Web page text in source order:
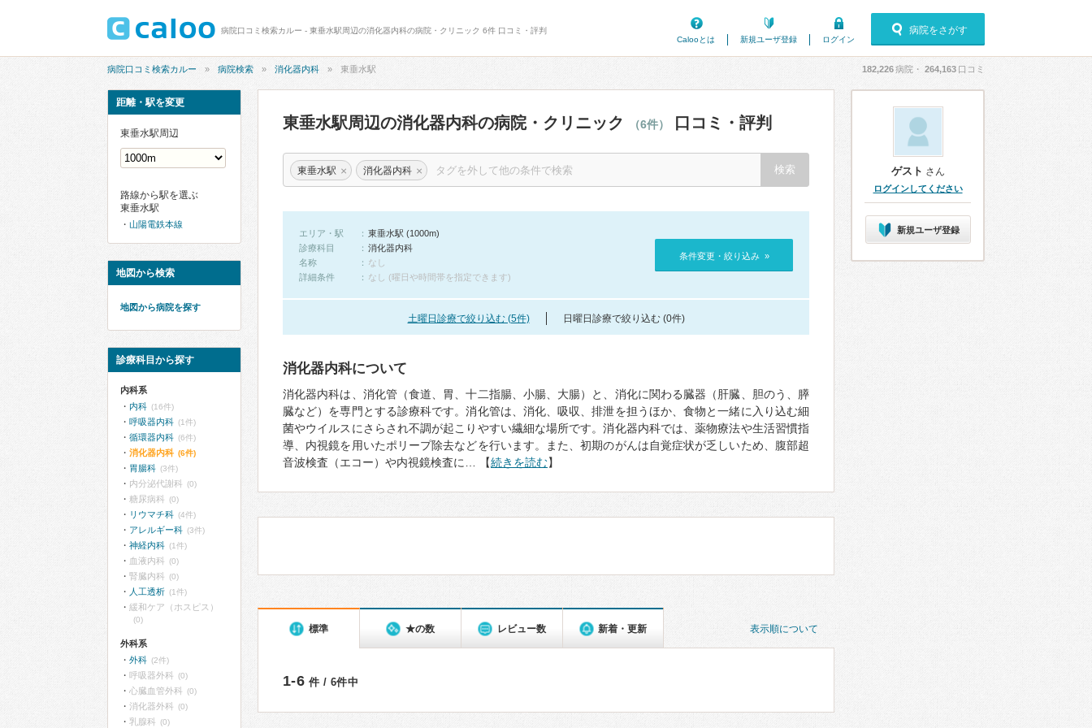
病院口コミ検索カルー - 東垂水駅周辺の消化器内科の病院・クリニック 6件 口コミ・評判
Calooとは
新規ユーザ登録 ログイン
病院をさがす
病院口コミ検索カルー 病院検索 消化器内科 東垂水駅 182,226病院・ 264,163 口コミ
東垂水駅周辺の消化器内科の病院・クリニック （6件） 口コミ・評判
東垂水駅 × 消化器内科 ×
エリア・駅
東垂水駅 (1000m)
診療科目
消化器内科
名称
なし
詳細条件
なし (曜日や時間帯を指定できます)
条件変更・絞り込み »
土曜日診療で絞り込む (5件) 日曜日診療で絞り込む (0件)
消化器内科について
消化器内科は、消化管（食道、胃、十二指腸、小腸、大腸）と、消化に関わる臓器（肝臓、胆のう、膵
臓など）を専門とする診療科です。消化管は、消化、吸収、排泄を担うほか、食物と一緒に入り込む細
菌やウイルスにさらされ不調が起こりやすい繊細な場所です。消化器内科では、薬物療法や生活習慣指
導、内視鏡を用いたポリープ除去などを行います。また、初期のがんは自覚症状が乏しいため、腹部超
音波検査（エコー）や内視鏡検査に… 【続きを読む】
表示順について
標準 ★の数 レビュー数 新着・更新
1-6 件 / 6件中
距離・駅を変更
東垂水駅周辺
路線から駅を選ぶ
東垂水駅
山陽電鉄本線
地図から検索
地図から病院を探す
診療科目から探す
内科系
内科 (16件)
呼吸器内科 (1件)
循環器内科 (6件)
消化器内科 (6件)
胃腸科 (3件)
内分泌代謝科 (0)
糖尿病科 (0)
リウマチ科 (4件)
アレルギー科 (3件)
神経内科 (1件)
血液内科 (0)
腎臓内科 (0)
人工透析 (1件)
緩和ケア（ホスピス）
(0)
外科系
外科 (2件)
呼吸器外科 (0)
心臓血管外科 (0)
消化器外科 (0)
乳腺科 (0)
ゲスト さん
ログインしてください
新規ユーザ登録